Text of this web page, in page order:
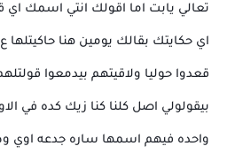
تعالي يابت اما اقولك انتي اسمك اي
اي حكايتك بقالك يومين هنا حاكيتلها
قعدوا حوليا ولاقيتهم بيدمعوا
بيقولولي اصل كلنا كنا زيك كده في
واحده فيهم اسمها ساره جدعه اوي